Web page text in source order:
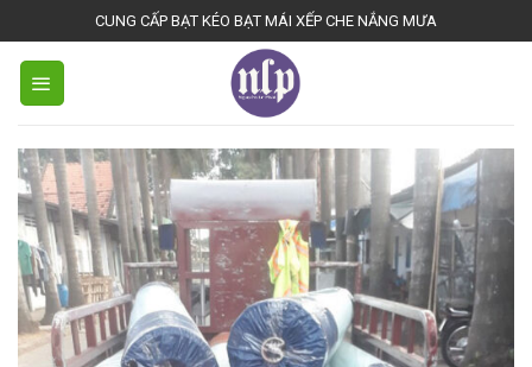
Bienhoadongnai.netCUNG CẤP BẠT KÉO BẠT MÁI XẾP CHE NẮNG MƯA